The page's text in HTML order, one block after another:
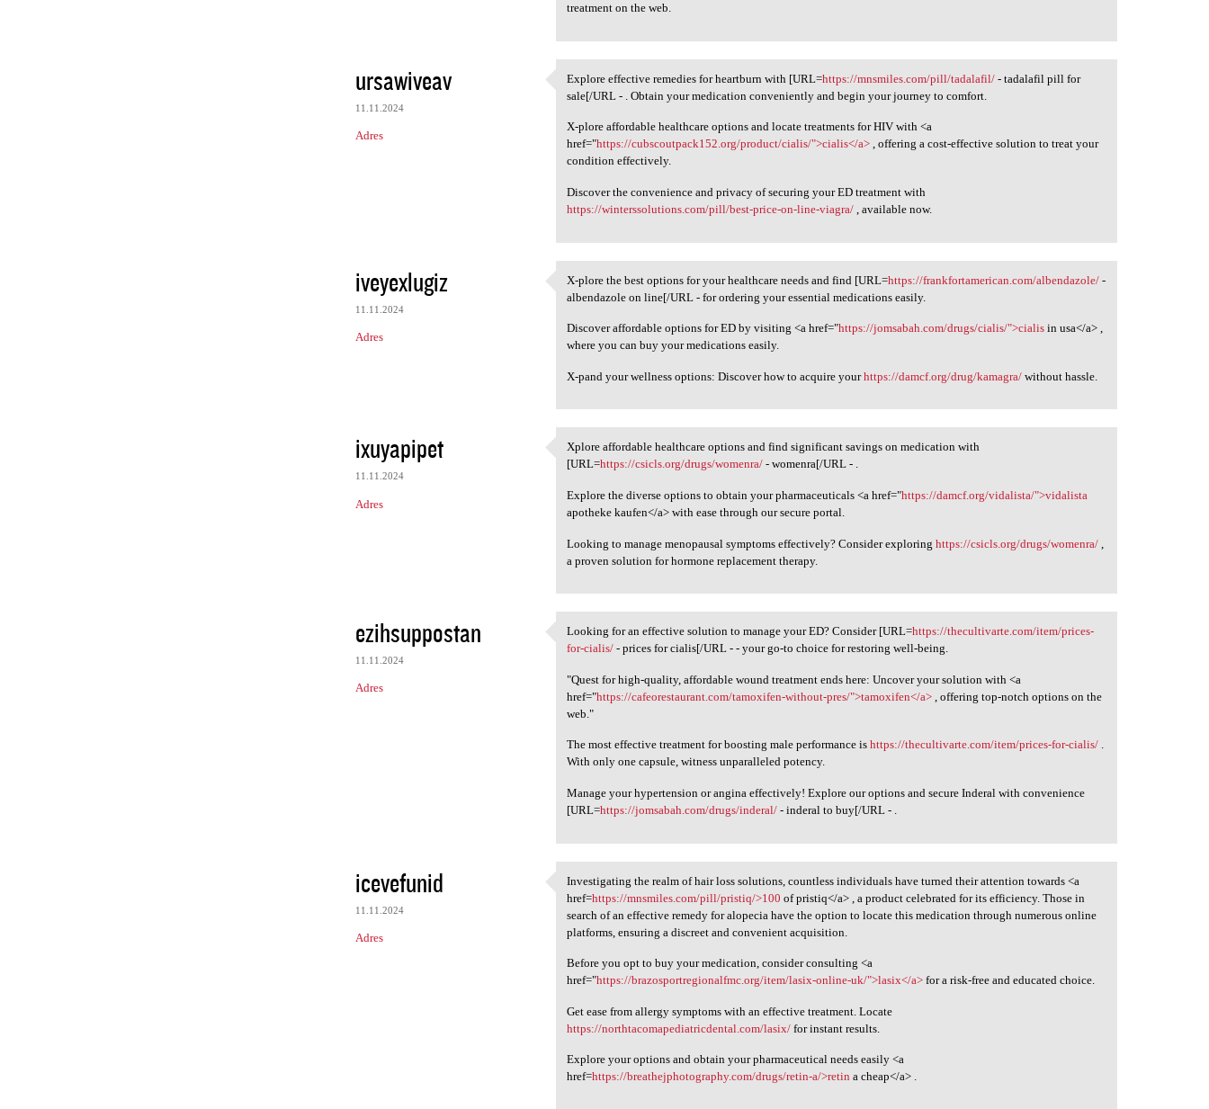
treatment on the web.
ursawiveav
11.11.2024
Adres
Explore effective remedies
Explore effective remedies for heartburn with [URL=https://mnsmiles.com/pill/tadalafil/ - tadalafil pill for
sale[/URL - . Obtain your medication conveniently and begin your journey to comfort.
X-plore affordable healthcare options and locate treatments for HIV with <a
href="https://cubscoutpack152.org/product/cialis/">cialis</a> , offering a cost-effective solution to treat your
condition effectively.
Discover the convenience and privacy of securing your ED treatment with
https://winterssolutions.com/pill/best-price-on-line-viagra/ , available now.
iveyexlugiz
11.11.2024
Adres
X-plore the best options for
X-plore the best options for your healthcare needs and find [URL=https://frankfortamerican.com/albendazole/ -
albendazole on line[/URL - for ordering your essential medications easily.
Discover affordable options for ED by visiting <a href="https://jomsabah.com/drugs/cialis/">cialis in usa</a> ,
where you can buy your medications easily.
X-pand your wellness options: Discover how to acquire yourhttps://damcf.org/drug/kamagra/ without hassle.
ixuyapipet
11.11.2024
Adres
Xplore affordable healthcare
Xplore affordable healthcare options and find significant savings on medication with
[URL=https://csicls.org/drugs/womenra/ - womenra[/URL - .
Explore the diverse options to obtain your pharmaceuticals <a href="https://damcf.org/vidalista/">vidalista
apotheke kaufen</a> with ease through our secure portal.
Looking to manage menopausal symptoms effectively? Consider exploringhttps://csicls.org/drugs/womenra/
a proven solution for hormone replacement therapy.
ezihsuppostan
11.11.2024
Adres
Looking for an effective
Looking for an effective solution to manage your ED? Consider [URL=https://thecultivarte.com/item/prices-
for-cialis/ - prices for cialis[/URL - - your go-to choice for restoring well-being.
"Quest for high-quality, affordable wound treatment ends here: Uncover your solution with <a
href="https://cafeorestaurant.com/tamoxifen-without-pres/">tamoxifen</a> , offering top-notch options on the
web."
The most effective treatment for boosting male performance ishttps://thecultivarte.com/item/prices-for-cialis/ .
With only one capsule, witness unparalleled potency.
Manage your hypertension or angina effectively! Explore our options and secure Inderal with convenience
[URL=https://jomsabah.com/drugs/inderal/ - inderal to buy[/URL - .
icevefunid
11.11.2024
Adres
Investigating the realm of
Investigating the realm of hair loss solutions, countless individuals have turned their attention towards <a
href=https://mnsmiles.com/pill/pristiq/>100 of pristiq</a> , a product celebrated for its efficiency. Those in
search of an effective remedy for alopecia have the option to locate this medication through numerous online
platforms, ensuring a discreet and convenient acquisition.
Before you opt to buy your medication, consider consulting <a
href="https://brazosportregionalfmc.org/item/lasix-online-uk/">lasix</a> for a risk-free and educated choice.
Get ease from allergy symptoms with an effective treatment. Locate
https://northtacomapediatricdental.com/lasix/ for instant results.
Explore your options and obtain your pharmaceutical needs easily <a
href=https://breathejphotography.com/drugs/retin-a/>retin a cheap</a> .